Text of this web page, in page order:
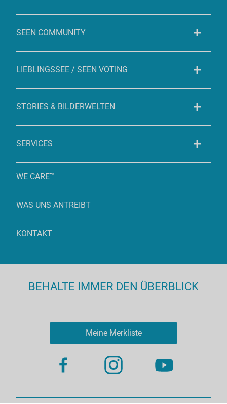
SEEN COMMUNITY
LIEBLINGSSEE / SEEN VOTING
STORIES & BILDERWELTEN
SERVICES
WE CARE™
WAS UNS ANTREIBT
KONTAKT
BEHALTE IMMER DEN ÜBERBLICK
Meine Merkliste